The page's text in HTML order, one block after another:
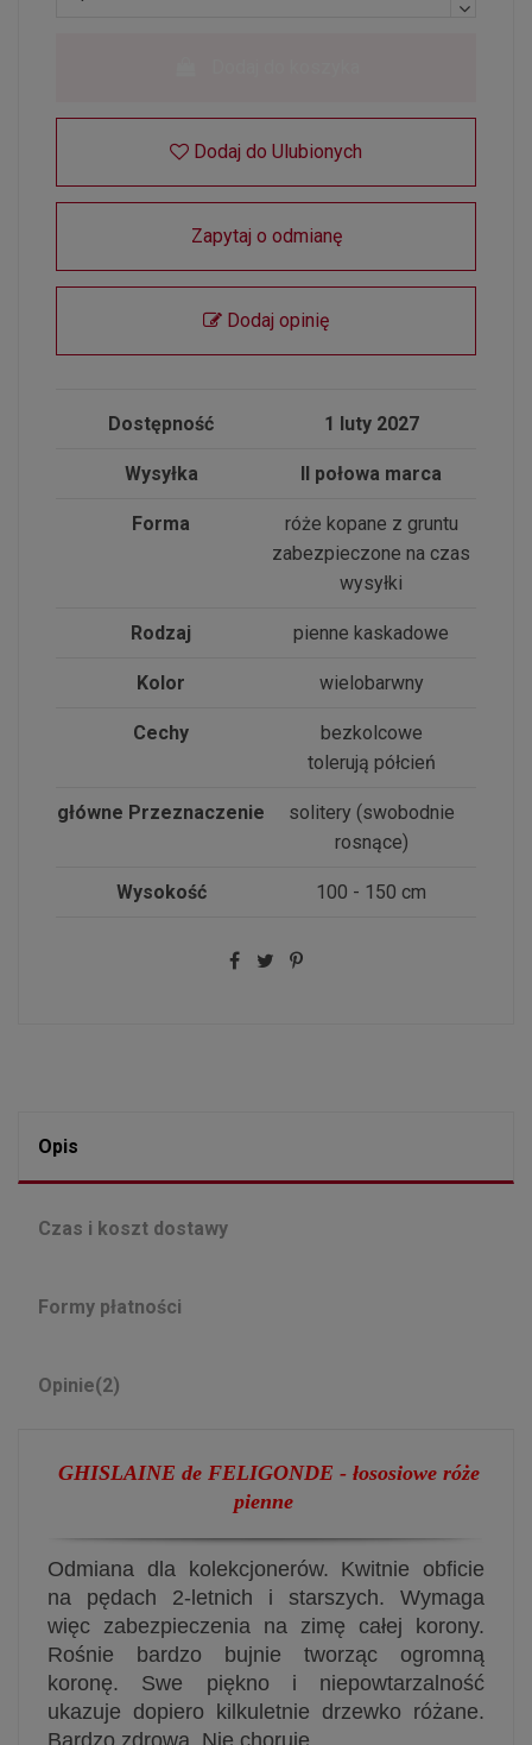
Dodaj do Ulubionych
Zapytaj o odmianę
Dodaj opinię
Dostępność 1 luty 2027
Wysyłka II połowa marca
Forma
róże kopane z gruntu
zabezpieczone na czas
wysyłki
Rodzaj pienne kaskadowe
Kolor wielobarwny
Cechy
bezkolcowe
tolerują półcień
główne Przeznaczenie
solitery (swobodnie
rosnące)
Wysokość 100 - 150 cm
Opis
Czas i koszt dostawy
Formy płatności
Opinie(2)
GHISLAINE de FELIGONDE - łososiowe róże
pienne
Odmiana dla kolekcjonerów. Kwitnie obficie
na pędach 2-letnich i starszych. Wymaga
więc zabezpieczenia na zimę całej korony.
Rośnie bardzo bujnie tworząc ogromną
koronę. Swe piękno i niepowtarzalność
ukazuje dopiero kilkuletnie drzewko różane.